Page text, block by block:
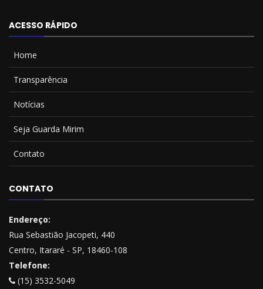
ACESSO RÁPIDO
Home
Transparência
Notícias
Seja Guarda Mirim
Contato
CONTATO
Endereço:
Rua Sebastião Jacopeti, 440
Centro, Itararé - SP, 18460-108
Telefone:
(15) 3532-5049